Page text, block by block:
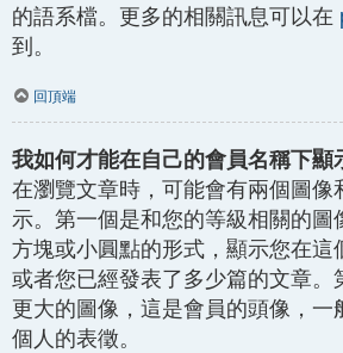
的語系檔。更多的相關訊息可以在
到。
回頂端
我如何才能在自己的會員名稱下顯
在瀏覽文章時，可能會有兩個圖像
示。第一個是和您的等級相關的圖
方塊或小圓點的形式，顯示您在這
或者您已經發表了多少篇的文章。
更大的圖像，這是會員的頭像，一
個人的表徵。